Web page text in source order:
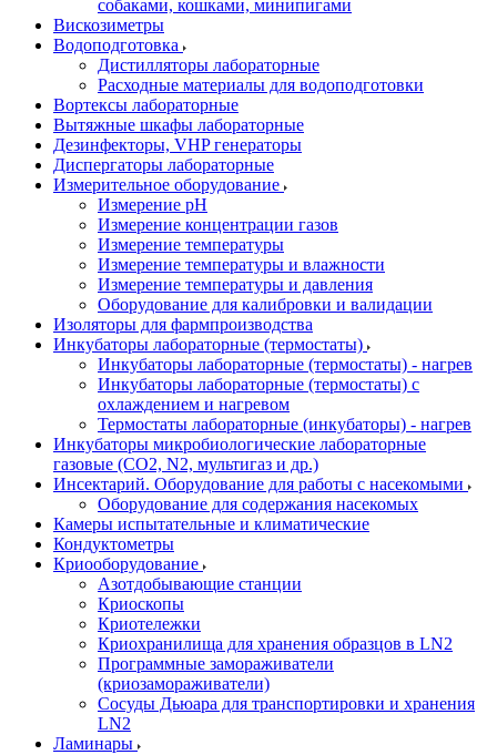
собаками, кошками, минипигами
Вискозиметры
Водоподготовка
Дистилляторы лабораторные
Расходные материалы для водоподготовки
Вортексы лабораторные
Вытяжные шкафы лабораторные
Дезинфекторы, VHP генераторы
Диспергаторы лабораторные
Измерительное оборудование
Измерение pH
Измерение концентрации газов
Измерение температуры
Измерение температуры и влажности
Измерение температуры и давления
Оборудование для калибровки и валидации
Изоляторы для фармпроизводства
Инкубаторы лабораторные (термостаты)
Инкубаторы лабораторные (термостаты) - нагрев
Инкубаторы лабораторные (термостаты) с
охлаждением и нагревом
Термостаты лабораторные (инкубаторы) - нагрев
Инкубаторы микробиологические лабораторные
газовые (CO2, N2, мультигаз и др.)
Инсектарий. Оборудование для работы с насекомыми
Оборудование для содержания насекомых
Камеры испытательные и климатические
Кондуктометры
Криооборудование
Азотдобывающие станции
Криоскопы
Криотележки
Криохранилища для хранения образцов в LN2
Программные замораживатели
(криозамораживатели)
Сосуды Дьюара для транспортировки и хранения
LN2
Ламинары